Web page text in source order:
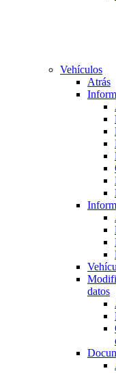
Vehículos
Atrás
datos